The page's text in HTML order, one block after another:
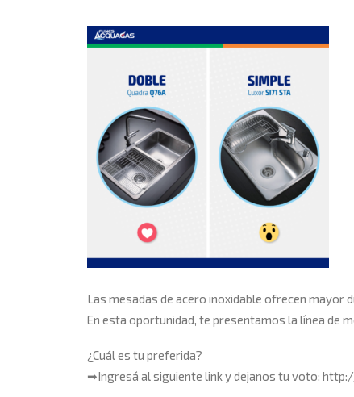
Las mesadas de acero inoxidable ofrecen mayor
En esta oportunidad, te presentamos la línea de
¿Cuál es tu preferida?
➡Ingresá al siguiente link y dejanos tu voto: